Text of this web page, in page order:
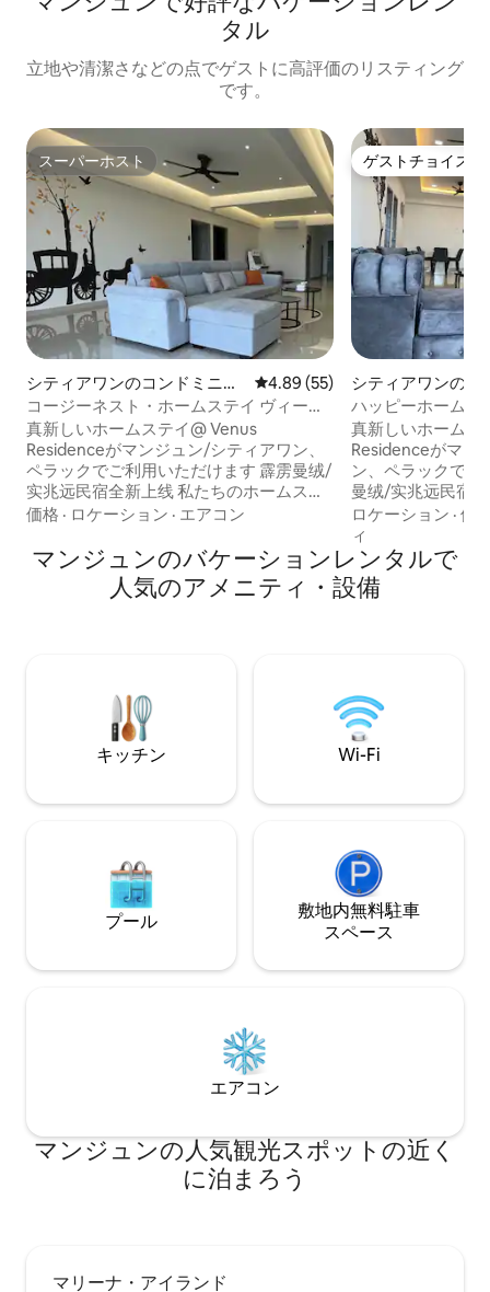
タル
立地や清潔さなどの点でゲストに高評価のリスティング
です。
スーパーホスト
スーパーホスト
シティアワンのコンドミニア
ム
レビュー55件、5つ星中4.89つ
4.89 (55)
コージーネスト・ホームステイ ヴィーナ
ス・シティアワン 歌って遊ぼう
真新しいホームステイ@ Venus
Residenceがマンジュン/シティアワン、
ペラックでご利用いただけます 霹雳曼绒/
实兆远民宿全新上线 私たちのホームステ
イは町の中心部にあります。 次の場所ま
ロータスハイパーマーケット ● TFハイパ
ーマーケット ● ナイトマーケット（土曜
日） ● ランドリー ● KPJ & Pantai病院 ●
● テルック・セナンギン 次の場所まで30
～ 35分： ● パンタイ・レミス ● ダマイ
ラウトリゾートウォーターパーク
価格 · ロケーション · エアコン
ゲストチョイス
ゲストチョイス
シティアワンのマ
アパート
ハッピーホームス
真新しいホームス
Residenceがマン
ン、ペラックでご利
曼绒/实兆远民宿
ルーム2室 三间房两间厕所 ホームステイ
には次のものがあ
コン4台 四架冷气
洗剤洗衣液 ヘア
ー沐浴露 タオル
身房 大人＆子供
BBQ（事前予約が
烟区 ペット同伴
ロケーション ·価
ィ
マンジュンのバケーションレンタルで
人気のアメニティ・設備
キッチン Wi-Fi
プール
敷地内無料駐⁠車
ス⁠ペ⁠ー⁠ス
エアコン
マンジュンの人気観光スポットの近く
に泊まろう
マリーナ・アイランド